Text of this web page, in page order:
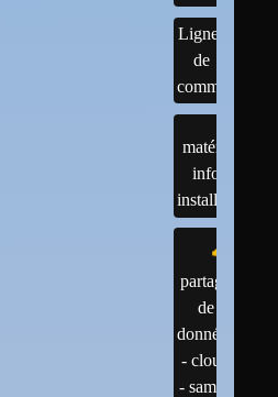
Lignes
de
commandes
matériels :
infos et
installations
partage
de
données
- cloud
- samba